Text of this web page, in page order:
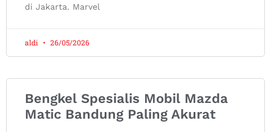
di Jakarta. Marvel
aldi 26/05/2026
Bengkel Spesialis Mobil Mazda
Matic Bandung Paling Akurat